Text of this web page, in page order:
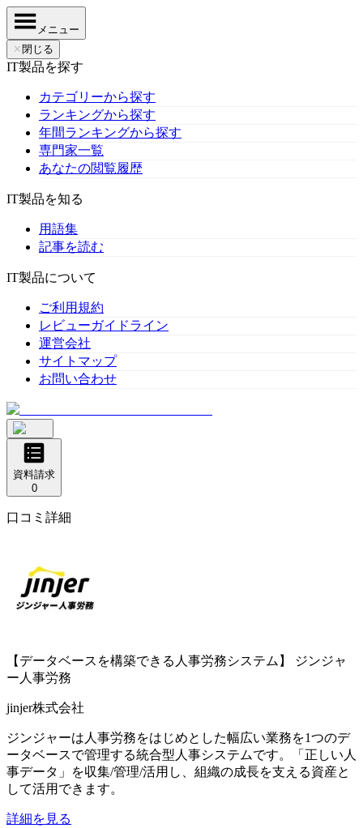
メニュー
✕ 閉じる
IT製品を探す
カテゴリーから探す
ランキングから探す
年間ランキングから探す
専門家一覧
あなたの閲覧履歴
IT製品を知る
用語集
記事を読む
IT製品について
ご利用規約
レビューガイドライン
運営会社
サイトマップ
お問い合わせ
資料請求
0
口コミ詳細
【データベースを構築できる人事労務システム】
ジンジャ
ー人事労務
jinjer株式会社
ジンジャーは人事労務をはじめとした幅広い業務を1つのデ
ータベースで管理する統合型人事システムです。「正しい人
事データ」を収集/管理/活用し、組織の成長を支える資産と
して活用できます。
詳細を見る